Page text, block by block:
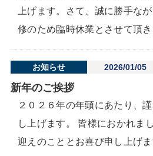
上げます。さて、誠に勝手な
修のため臨時休業とさせて頂
お知らせ 2026/01/05
新年のご挨拶
２０２６年の年頭にあたり、
し上げます。 皆様におかれま
迎えのこととお喜び申し上げ